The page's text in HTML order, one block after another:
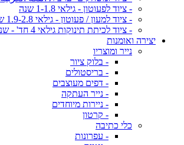
- ציוד לפעוטון - גילאי 1-1.8 שנה
- ציוד למעון / פעוטון - גילאי 1.9-2.8 שנה
- ציוד לכיתת תינוקות גילאי 4 חד' - שנה
יצירה ואומנות
נייר ומוצריו
- בלוק ציור
- בריסטולים
- דפים מעוצבים
- נייר העתקה
- ניירות מיוחדים
- קרטון
כלי כתיבה
- עפרונות